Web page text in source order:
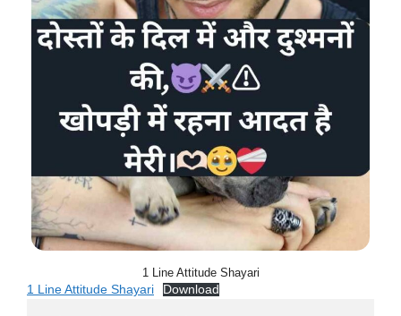
1 Line Attitude Shayari
1 Line Attitude Shayari
Download